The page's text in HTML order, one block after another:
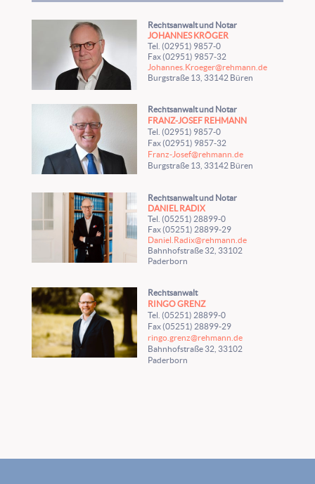
Rechtsanwalt und Notar
JOHANNES KRÖGER
Tel. (02951) 9857-0
Fax (02951) 9857-32
Johannes.Kroeger@rehmann.de
Burgstraße 13, 33142 Büren
Rechtsanwalt und Notar
FRANZ-JOSEF REHMANN
Tel. (02951) 9857-0
Fax (02951) 9857-32
Franz-Josef@rehmann.de
Burgstraße 13, 33142 Büren
Rechtsanwalt und Notar
DANIEL RADIX
Tel. (05251) 28899-0
Fax (05251) 28899-29
Daniel.Radix@rehmann.de
Bahnhofstraße 32, 33102
Paderborn
Rechtsanwalt
RINGO GRENZ
Tel. (05251) 28899-0
Fax (05251) 28899-29
ringo.grenz@rehmann.de
Bahnhofstraße 32, 33102
Paderborn